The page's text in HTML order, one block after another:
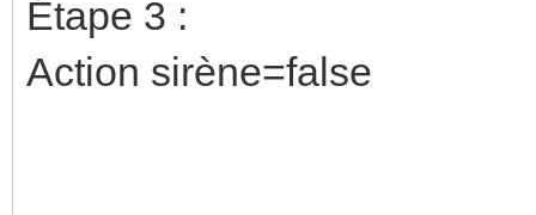
Étape 3 :
Action sirène=false